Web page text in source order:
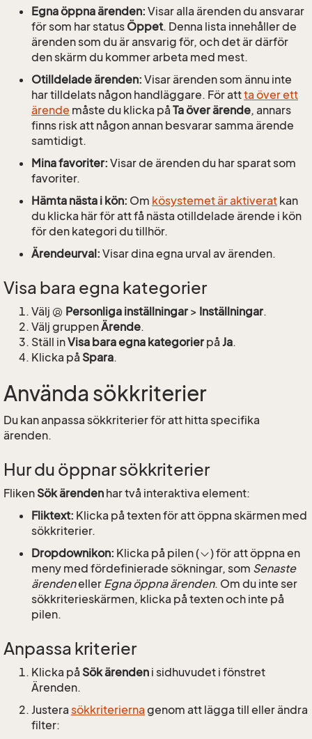
Egna öppna ärenden: Visar alla ärenden du ansvarar
för som har status Öppet. Denna lista innehåller de
ärenden som du är ansvarig för, och det är därför
den skärm du kommer arbeta med mest.
Otilldelade ärenden: Visar ärenden som ännu inte
har tilldelats någon handläggare. För attta över ett
ärende måste du klicka på Ta över ärende, annars
finns risk att någon annan besvarar samma ärende
samtidigt.
Mina favoriter: Visar de ärenden du har sparat som
favoriter.
Hämta nästa i kön: Om kösystemet är aktiverat kan
du klicka här för att få nästa otilldelade ärende i kön
för den kategori du tillhör.
Ärendeurval: Visar dina egna urval av ärenden.
Visa bara egna kategorier
Välj Personliga inställningar > Inställningar.
Välj gruppenÄrende.
Ställ inVisa bara egna kategorier på Ja.
Klicka på Spara.
Använda sökkriterier
Du kan anpassa sökkriterier för att hitta specifika
ärenden.
Hur du öppnar sökkriterier
Fliken Sök ärenden har två interaktiva element:
Fliktext: Klicka på texten för att öppna skärmen med
sökkriterier.
Dropdownikon: Klicka på pilen (
) för att öppna en
meny med fördefinierade sökningar, som Senaste
ärendeneller Egna öppna ärenden. Om du inte ser
sökkriterieskärmen, klicka på texten och inte på
pilen.
Anpassa kriterier
Klicka på Sök ärenden i sidhuvudet i fönstret
Ärenden.
Justera sökkriterierna genom att lägga till eller ändra
filter: